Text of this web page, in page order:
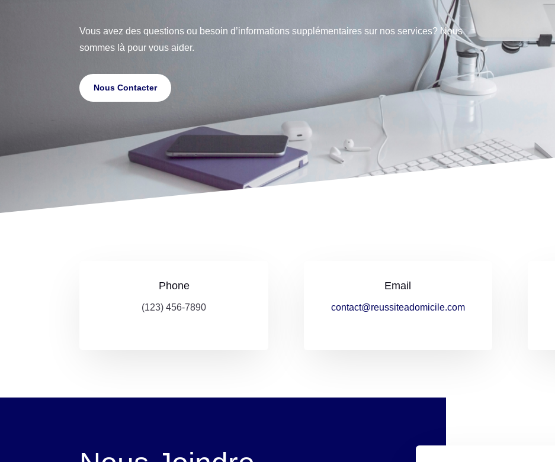
Vous avez des questions ou besoin d’informations supplémentaires sur nos services? Nous
sommes là pour vous aider.
Nous Contacter
Phone
(123) 456-7890
Email
contact@reussiteadomicile.com